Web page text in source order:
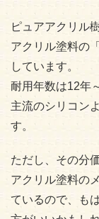
ピュアアクリル
アクリル塗料の
しています。
耐用年数は12年
主流のシリコン
す。
ただし、その分
アクリル塗料の
ているので、も